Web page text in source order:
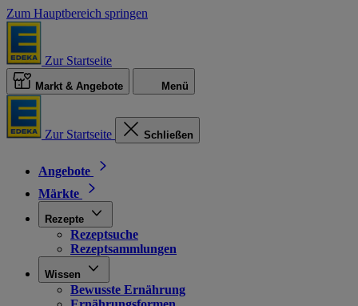
Zum Hauptbereich springen
Zur Startseite
Markt & Angebote Menü
Zur Startseite Schließen
Angebote
Märkte
Rezepte
Rezeptsuche
Rezeptsammlungen
Wissen
Bewusste Ernährung